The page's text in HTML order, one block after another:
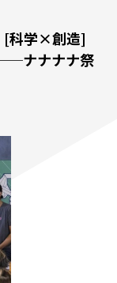
[科学×創造]
ナナナナ祭